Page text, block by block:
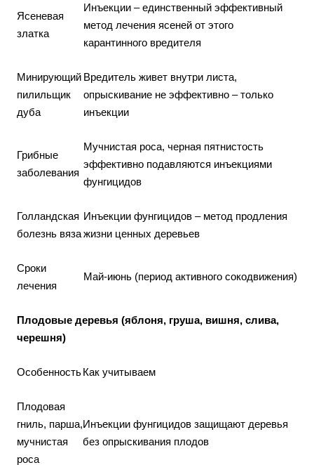
Ясеневая
златка
Инъекции – единственный эффективный
метод лечения ясеней от этого
карантинного вредителя
Минирующий
пилильщик
дуба
Вредитель живет внутри листа,
опрыскивание не эффективно – только
инъекции
Грибные
заболевания
Мучнистая роса, черная пятнистость
эффективно подавляются инъекциями
фунгицидов
Голландская
болезнь вяза
Инъекции фунгицидов – метод продления
жизни ценных деревьев
Сроки
лечения
Май-июнь (период активного сокодвижения)
Плодовые деревья (яблоня, груша, вишня, слива,
черешня)
ОсобенностьКак учитываем
Плодовая
гниль, парша,
мучнистая
роса
Инъекции фунгицидов защищают деревья
без опрыскивания плодов